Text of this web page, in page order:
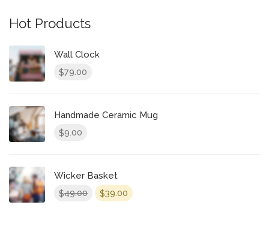
Hot Products
Wall Clock
$79.00
Handmade Ceramic Mug
$9.00
Wicker Basket
$49.00 $39.00